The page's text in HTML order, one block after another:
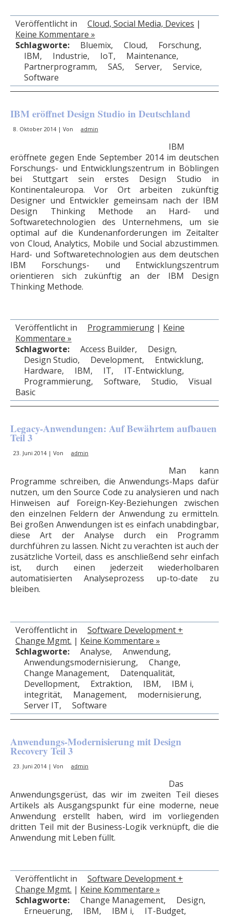
Veröffentlicht in Cloud, Social Media, Devices |
Keine Kommentare »
Schlagworte:
Bluemix, Cloud, Forschung,
IBM, Industrie, IoT, Maintenance,
Partnerprogramm, SAS, Server, Service,
Software
IBM eröffnet Design Studio in Deutschland
8. Oktober 2014 | Von admin
IBM
eröffnete gegen Ende September 2014 im deutschen
Forschungs- und Entwicklungszentrum in Böblingen
bei Stuttgart sein erstes Design Studio in
Kontinentaleuropa. Vor Ort arbeiten zukünftig
Designer und Entwickler gemeinsam nach der IBM
Design Thinking Methode an Hard- und
Softwaretechnologien des Unternehmens, um sie
optimal auf die Kundenanforderungen im Zeitalter
von Cloud, Analytics, Mobile und Social abzustimmen.
Hard- und Softwaretechnologien aus dem deutschen
IBM Forschungs- und Entwicklungszentrum
orientieren sich zukünftig an der IBM Design
Thinking Methode.
Veröffentlicht in Programmierung | Keine
Kommentare »
Schlagworte:
Access Builder, Design,
Design Studio, Development, Entwicklung,
Hardware, IBM, IT, IT-Entwicklung,
Programmierung, Software, Studio,
Visual
Basic
Legacy-Anwendungen: Auf Bewährtem aufbauen
Teil 3
23. Juni 2014 | Von admin
Man kann
Programme schreiben, die Anwendungs-Maps dafür
nutzen, um den Source Code zu analysieren und nach
Hinweisen auf Foreign-Key-Beziehungen zwischen
den einzelnen Feldern der Anwendung zu ermitteln.
Bei großen Anwendungen ist es einfach unabdingbar,
diese Art der Analyse durch ein Programm
durchführen zu lassen. Nicht zu verachten ist auch der
zusätzliche Vorteil, dass es anschließend sehr einfach
ist, durch einen jederzeit wiederholbaren
automatisierten Analyseprozess up-to-date zu
bleiben.
Veröffentlicht in
Software Development +
Change Mgmt. | Keine Kommentare »
Schlagworte:
Analyse, Anwendung,
Anwendungsmodernisierung, Change,
Change Management, Datenqualität,
Devellopment, Extraktion, IBM, IBM i,
integrität, Management, modernisierung,
Server IT, Software
Anwendungs-Modernisierung mit Design
Recovery Teil 3
23. Juni 2014 | Von admin
Das
Anwendungsgerüst, das wir im zweiten Teil dieses
Artikels als Ausgangspunkt für eine moderne, neue
Anwendung erstellt haben, wird im vorliegenden
dritten Teil mit der Business-Logik verknüpft, die die
Anwendung mit Leben füllt.
Veröffentlicht in
Software Development +
Change Mgmt. | Keine Kommentare »
Schlagworte:
Change Management, Design,
Erneuerung, IBM, IBM i, IT-Budget,